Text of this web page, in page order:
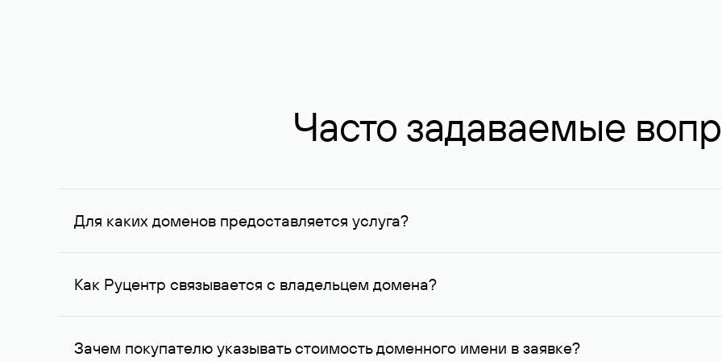
Часто задаваемые
Для каких доменов предоставляется услуга?
Услуга доступна для доменов, зарегистрированных в Руцентре и у других регистраторов. Для доменов,
Как Руцентр связывается с владельцем домена?
Для связи с владельцем домена используются его контактные данные, доступные Руцентру.
Зачем покупателю указывать стоимость доменного имени в заявке?